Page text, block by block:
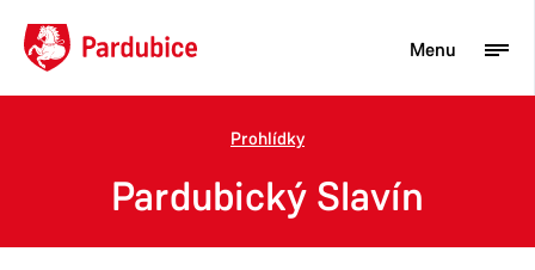
Turista
Aktuality
Prohlídky
Pardubický Slavín
Menu